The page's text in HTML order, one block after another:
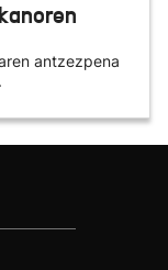
antzezpena